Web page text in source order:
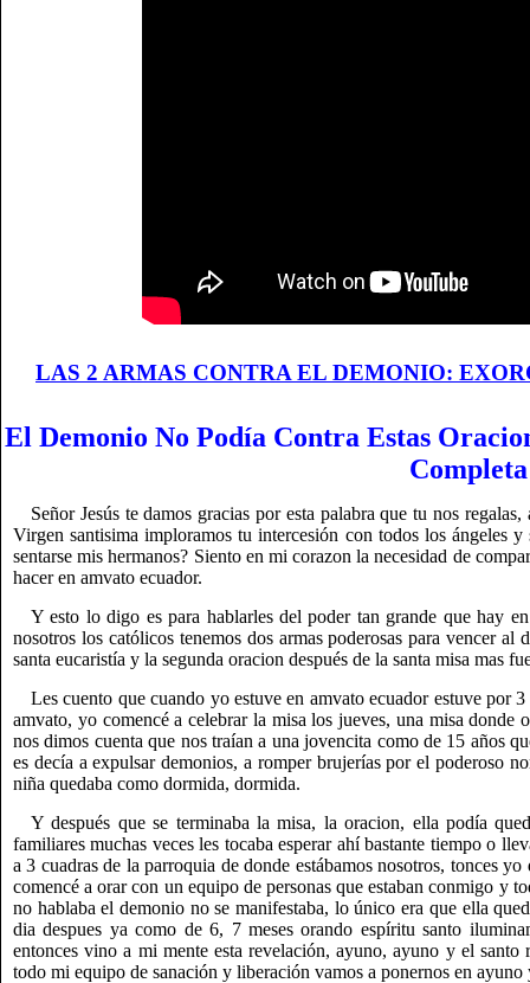
LAS 2 ARMAS CONTRA EL DEMONIO:
El Demonio No Podía Contra Estas
Señor Jesús te damos gracias por esta palabra que tu nos
Virgen santisima imploramos tu intercesión con todos los ángeles
sentarse mis hermanos? Siento en mi corazon la necesidad de
hacer en amvato ecuador.
Y esto lo digo es para hablarles del poder tan grande que hay
nosotros los católicos tenemos dos armas poderosas para vencer
santa eucaristía y la segunda oracion después de la santa misa mas
Les cuento que cuando yo estuve en amvato ecuador estuve por
amvato, yo comencé a celebrar la misa los jueves, una misa
nos dimos cuenta que nos traían a una jovencita como de 15 años
es decía a expulsar demonios, a romper brujerías por el poderoso
niña quedaba como dormida, dormida.
Y después que se terminaba la misa, la oracion, ella podía
familiares muchas veces les tocaba esperar ahí bastante tiempo o
a 3 cuadras de la parroquia de donde estábamos nosotros, tonces
comencé a orar con un equipo de personas que estaban conmigo y
no hablaba el demonio no se manifestaba, lo único era que ella
dia despues ya como de 6, 7 meses orando espíritu santo
entonces vino a mi mente esta revelación, ayuno, ayuno y el
todo mi equipo de sanación y liberación vamos a ponernos en ayuno